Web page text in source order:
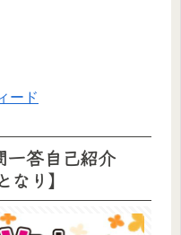
ード
一答自己紹介
り】